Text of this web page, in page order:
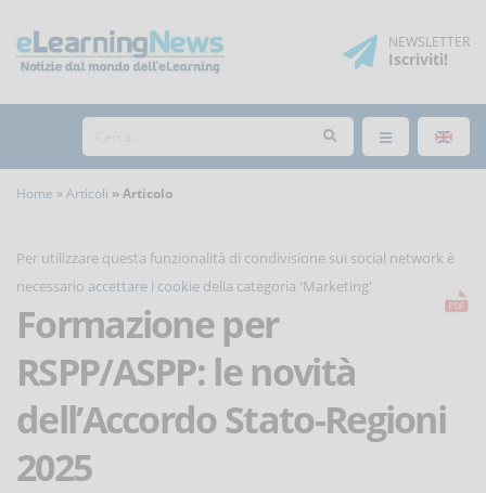
NEWSLETTER
Iscriviti!
Home Articoli Articolo
Per utilizzare questa funzionalità di condivisione sui social network è
necessario accettare i cookie della categoria 'Marketing'
Formazione per
RSPP/ASPP: le novità
dell’Accordo Stato-Regioni
2025